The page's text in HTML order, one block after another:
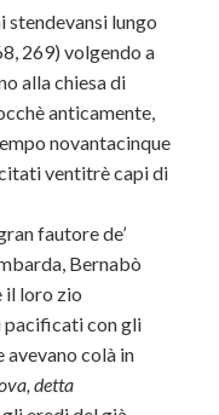
stendevansi lungo
269) volgendo a
alla chiesa di
anticamente,
novantacinque
citati ventitrè capi di
fautore de’
Bernabò
il loro zio
pacificati con gli
avevano colà in
detta